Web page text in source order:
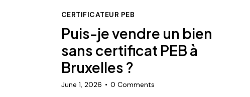
CERTIFICATEUR PEB
Puis-je vendre un bien
sans certificat PEB à
Bruxelles ?
June 1, 2026 0 Comments